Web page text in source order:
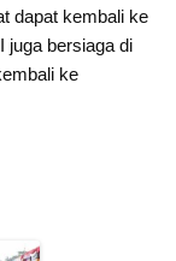
dapat kembali ke
juga bersiaga di
ke